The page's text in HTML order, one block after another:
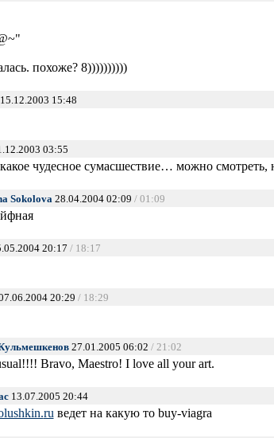
похоже? 8))))))))))
15:48
03:55
чудесное сумасшествие… можно
Sokolova28.04.2004 02:09 / 01:09
20:17 / 18:17
20:29 / 18:29
27.01.2005 06:02 / 21:02
Bravo, Maestro! I love all your art.
13.07.2005 20:44
ru ведет на какую то buy-viagra